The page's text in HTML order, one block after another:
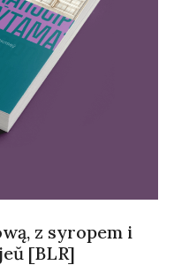
z syropem i
[BLR]